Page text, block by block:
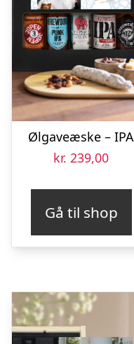
Ølgaveæske – IPA
kr. 239,00
Gå til shop